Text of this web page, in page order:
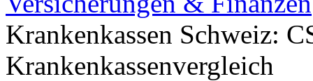
Krankenkassen Schweiz:
Krankenkassenvergleich